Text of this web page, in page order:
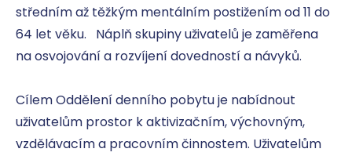
středním až těžkým mentálním postižením od 11 do
64 let věku.   Náplň skupiny uživatelů je zaměřena
na osvojování a rozvíjení dovedností a návyků.
Cílem Oddělení denního pobytu je nabídnout
uživatelům prostor k aktivizačním, výchovným,
vzdělávacím a pracovním činnostem. Uživatelům